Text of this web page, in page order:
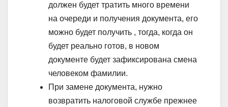
должен будет тратить много времени
на очереди и получения документа, его
можно будет получить , тогда, когда он
будет реально готов, в новом
документе будет зафиксирована смена
человеком фамилии.
При замене документа, нужно
возвратить налоговой службе прежнее